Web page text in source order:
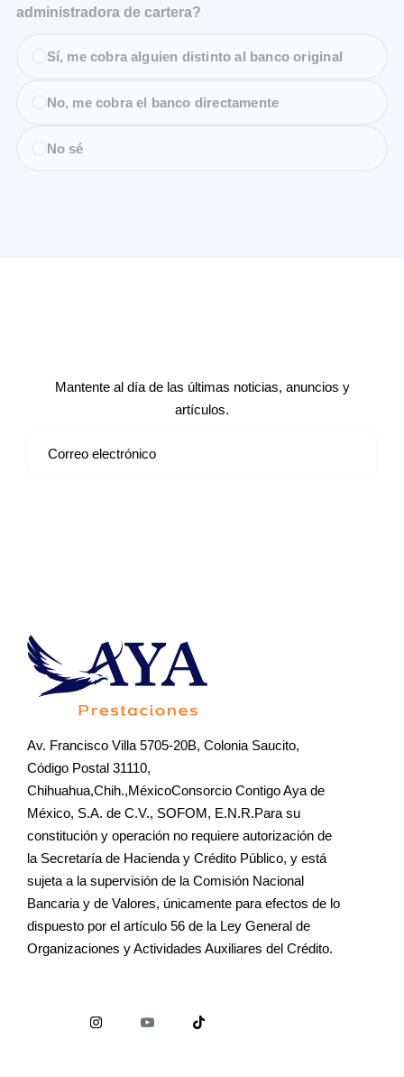
administradora de cartera?
Sí, me cobra alguien distinto al banco original
No, me cobra el banco directamente
No sé
Mantente al día de las últimas noticias, anuncios y
artículos.
Av. Francisco Villa 5705-20B, Colonia Saucito,
Código Postal 31110,
Chihuahua,Chih.,MéxicoConsorcio Contigo Aya de
México, S.A. de C.V., SOFOM, E.N.R.Para su
constitución y operación no requiere autorización de
la Secretaría de Hacienda y Crédito Público, y está
sujeta a la supervisión de la Comisión Nacional
Bancaria y de Valores, únicamente para efectos de lo
dispuesto por el artículo 56 de la Ley General de
Organizaciones y Actividades Auxiliares del Crédito.